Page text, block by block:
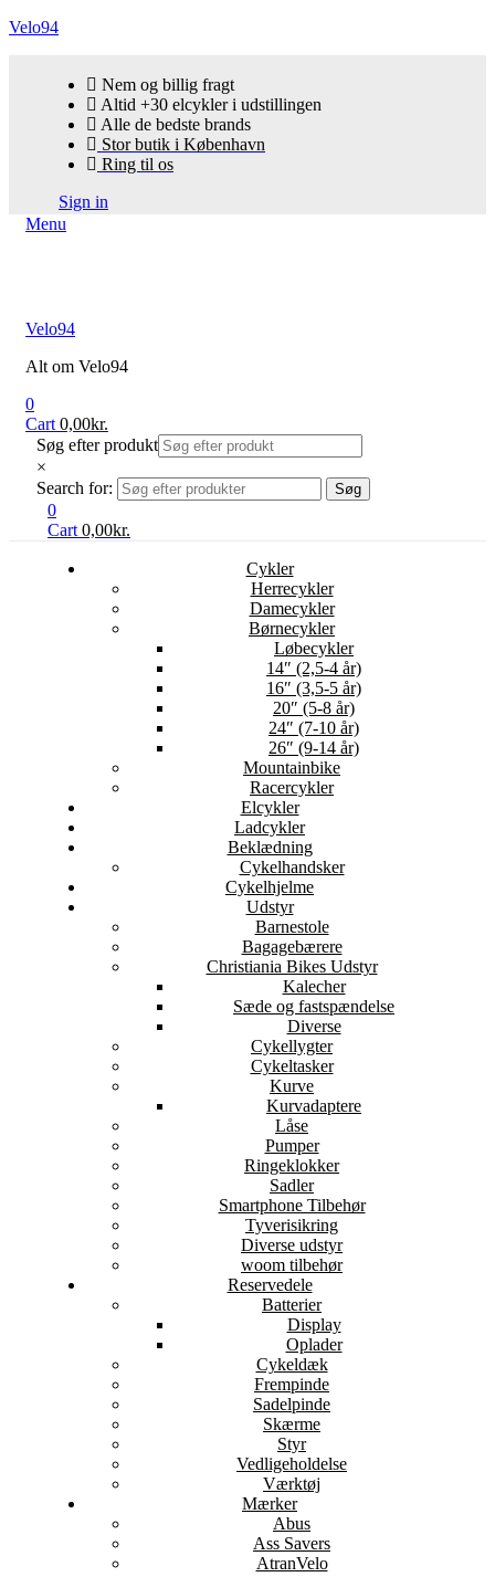
Velo94
Nem og billig fragt
Altid +30 elcykler i udstillingen
Alle de bedste brands
Stor butik i København
Ring til os
Sign in
Menu
Velo94
Alt om Velo94
0
Cart 0,00kr.
Søg efter produkt
×
Search for:
Søg
0
Cart 0,00kr.
Cykler
Herrecykler
Damecykler
Børnecykler
Løbecykler
14″ (2,5-4 år)
16″ (3,5-5 år)
20″ (5-8 år)
24″ (7-10 år)
26″ (9-14 år)
Mountainbike
Racercykler
Elcykler
Ladcykler
Beklædning
Cykelhandsker
Cykelhjelme
Udstyr
Barnestole
Bagagebærere
Christiania Bikes Udstyr
Kalecher
Sæde og fastspændelse
Diverse
Cykellygter
Cykeltasker
Kurve
Kurvadaptere
Låse
Pumper
Ringeklokker
Sadler
Smartphone Tilbehør
Tyverisikring
Diverse udstyr
woom tilbehør
Reservedele
Batterier
Display
Oplader
Cykeldæk
Frempinde
Sadelpinde
Skærme
Styr
Vedligeholdelse
Værktøj
Mærker
Abus
Ass Savers
AtranVelo